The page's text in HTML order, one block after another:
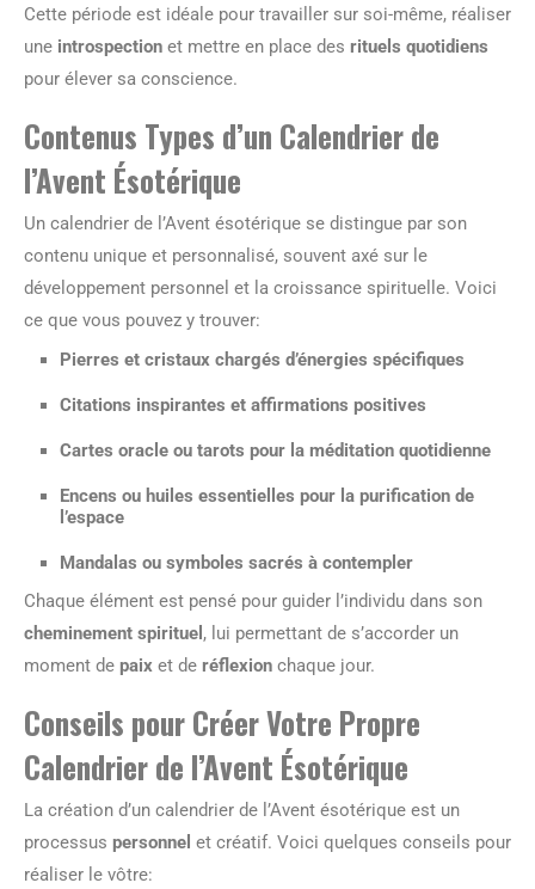
Cette période est idéale pour travailler sur soi-même, réaliser
une introspection et mettre en place des rituels quotidiens
pour élever sa conscience.
Contenus Types d’un Calendrier de
l’Avent Ésotérique
Un calendrier de l’Avent ésotérique se distingue par son
contenu unique et personnalisé, souvent axé sur le
développement personnel et la croissance spirituelle. Voici
ce que vous pouvez y trouver:
Pierres et cristaux chargés d’énergies spécifiques
Citations inspirantes et affirmations positives
Cartes oracle ou tarots pour la méditation quotidienne
Encens ou huiles essentielles pour la purification de
l’espace
Mandalas ou symboles sacrés à contempler
Chaque élément est pensé pour guider l’individu dans son
cheminement spirituel , lui permettant de s’accorder un
moment de paix et de réflexion chaque jour.
Conseils pour Créer Votre Propre
Calendrier de l’Avent Ésotérique
La création d’un calendrier de l’Avent ésotérique est un
processus personnel et créatif. Voici quelques conseils pour
réaliser le vôtre: